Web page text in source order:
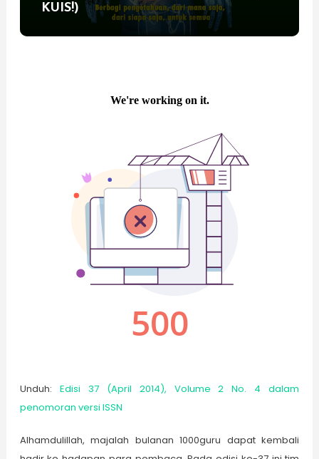
KUIS!)
Unduh: Edisi 37 (April 2014), Volume 2 No. 4 dalam
penomoran versi ISSN
Alhamdulillah, majalah bulanan 1000guru dapat kembali